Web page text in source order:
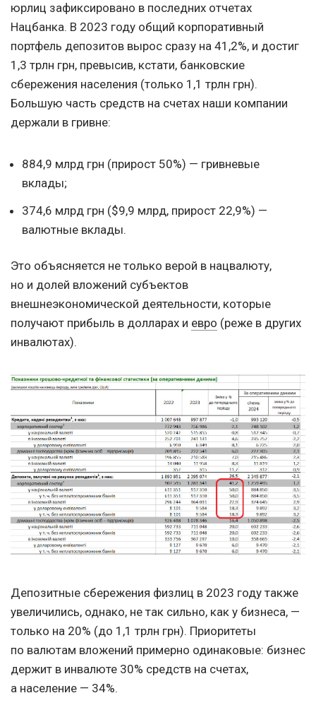
юрлиц зафиксировано в последних отчетах
Нацбанка. В 2023 году общий корпоративный
портфель депозитов вырос сразу на 41,2%, и достиг
1,3 трлн грн, превысив, кстати, банковские
сбережения населения (только 1,1 трлн грн).
Большую часть средств на счетах наши компании
держали в гривне:
884,9 млрд грн (прирост 50%) — гривневые
вклады;
374,6 млрд грн ($9,9 млрд, прирост 22,9%) —
валютные вклады.
Это объясняется не только верой в нацвалюту,
но и долей вложений субъектов
внешнеэкономической деятельности, которые
получают прибыль в долларах и евро (реже в других
инвалютах).
Депозитные сбережения физлиц в 2023 году также
увеличились, однако, не так сильно, как у бизнеса, —
только на 20% (до 1,1 трлн грн). Приоритеты
по валютам вложений примерно одинаковые: бизнес
держит в инвалюте 30% средств на счетах,
а население — 34%.